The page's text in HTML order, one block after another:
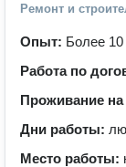
Ремонт и
Опыт: Более 10
Работа по
Проживание на
Дни работы:
Место работы: